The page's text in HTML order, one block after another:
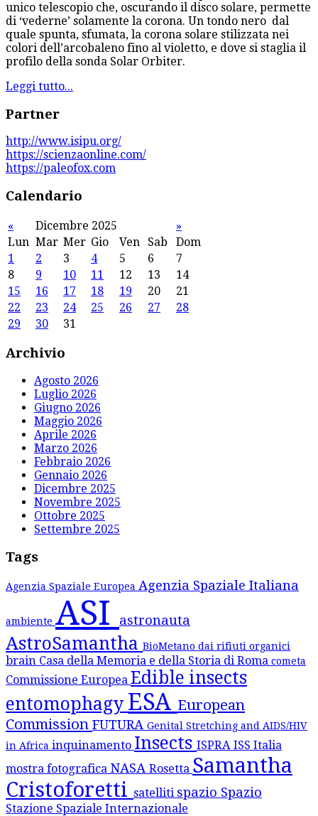
unico telescopio che, oscurando il disco solare, permette
di ‘vederne’ solamente la corona. Un tondo nero dal
quale spunta, sfumata, la corona solare stilizzata nei
colori dell’arcobaleno fino al violetto, e dove si staglia il
profilo della sonda Solar Orbiter.
Leggi tutto...
Partner
http://www.isipu.org/
https://scienzaonline.com/
https://paleofox.com
Calendario
« Dicembre 2025
»
Lun Mar Mer Gio Ven Sab
Dom
1
2 3 4 5 6
7
8
9 10 11 12 13
14
15
16 17 18 19 20
21
22
23 24 25 26 27
28
29
30 31
Archivio
Agosto 2026
Luglio 2026
Giugno 2026
Maggio 2026
Aprile 2026
Marzo 2026
Febbraio 2026
Gennaio 2026
Dicembre 2025
Novembre 2025
Ottobre 2025
Settembre 2025
Tags
Agenzia Spaziale Europea Agenzia Spaziale Italiana
ambiente ASI astronauta
AstroSamantha BioMetano dai rifiuti organici
brain Casa della Memoria e della Storia di Roma cometa
Commissione Europea Edible insects
entomophagy ESA European
Commission FUTURA Genital Stretching and AIDS/HIV
in Africa inquinamento Insects ISPRA ISS Italia
mostra fotografica NASA Rosetta Samantha
Cristoforetti satelliti spazio Spazio
Stazione Spaziale Internazionale